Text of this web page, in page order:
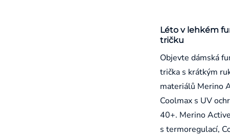
Léto v lehkém
tričku
Objevte dámská
trička s krátkým
materiálů Merino
Coolmax s UV
40+. Merino
s termoregulací,